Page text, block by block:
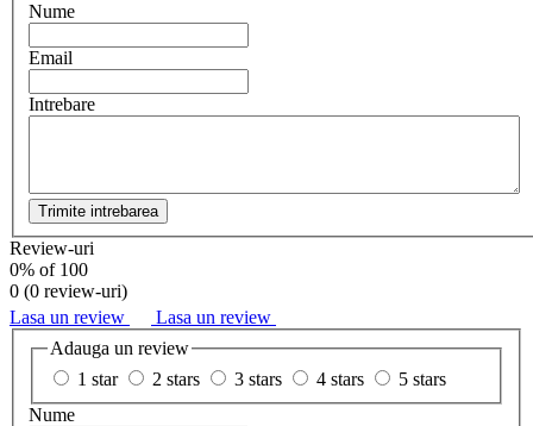
Nume
Email
Intrebare
Trimite intrebarea
Review-uri
0% of 100
0 (0 review-uri)
Lasa un review
Lasa un review
Adauga un review
1 star
2 stars 3 stars 4 stars
5 stars
Nume